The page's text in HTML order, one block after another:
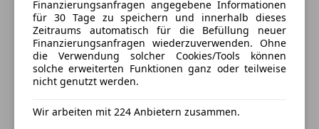
ESP
Fahrerairbag
Fernlichtassistent
Geschwindigkeits-begrenzungsanlage
Isofix
Kurvenlicht
3 ähnliche Fahrzeuge gefunden
Ich erlaube den Händlern dieser
Fahrzeuge mich zu kontaktieren.
Dein Name
Finanzierungsanfragen angegebene Informationen
für 30 Tage zu speichern und innerhalb dieses
Zeitraums automatisch für die Befüllung neuer
Finanzierungsanfragen wiederzuverwenden. Ohne
die Verwendung solcher Cookies/Tools können
solche erweiterten Funktionen ganz oder teilweise
nicht genutzt werden.
Wir arbeiten mit 224 Anbietern zusammen.